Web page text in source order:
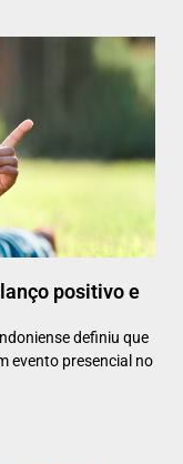
positivo e
definiu que
evento presencial no